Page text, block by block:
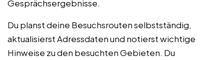
Gesprächsergebnisse.
Du planst deine Besuchsrouten selbstständig,
aktualisierst Adressdaten und notierst wichtige
Hinweise zu den besuchten Gebieten. Du